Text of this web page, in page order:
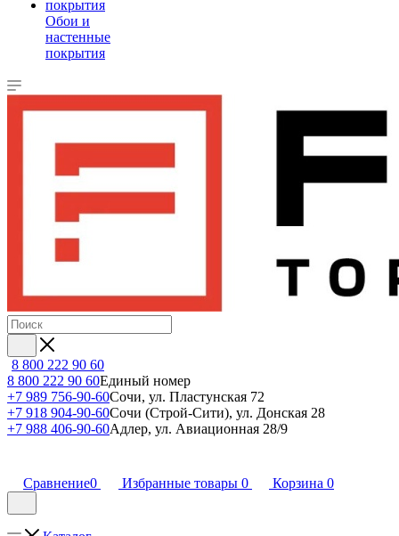
Обои и
настенные
покрытия
8 800 222 90 60
8 800 222 90 60Единый номер
+7 989 756-90-60Сочи, ул. Пластунская 72
+7 918 904-90-60Сочи (Строй-Сити), ул. Донская 28
+7 988 406-90-60Адлер, ул. Авиационная 28/9
Сравнение0 Избранные товары 0 Корзина 0